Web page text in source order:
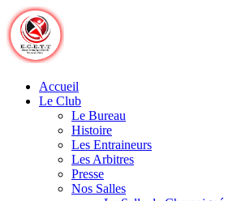
Skip
to
content
Accueil
Le Club
Le Bureau
Histoire
Les Entraineurs
Les Arbitres
Presse
Nos Salles